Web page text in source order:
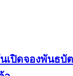
นเปิดจองพันธ